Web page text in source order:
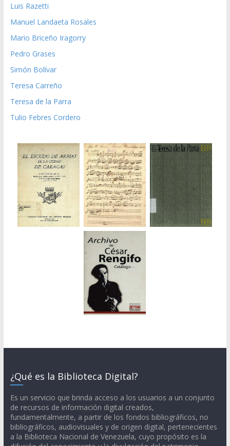
Luis Razetti
Manuel Landaeta Rosales
Mario Briceño Iragorry
Pedro Grases
Simón Bolívar
Teresa Carreño
Teresa de la Parra
Tulio Febres Cordero
¿Qué es la Biblioteca Digital?
Es un servicio que brinda acceso a los usuarios a un conjunto
de recursos de información digital creados,
fundamentalmente, a partir de los fondos bibliográficos, no
bibliográficos, audiovisuales y de origen digital, pertenecientes
a la Biblioteca Nacional de Venezuela, cuyo propósito es la